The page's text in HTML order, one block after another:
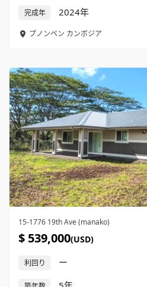
完成年 2024年
プノンペン カンボジア
15-1776 19th Ave (manako)
$ 539,000(USD)
利回り ー